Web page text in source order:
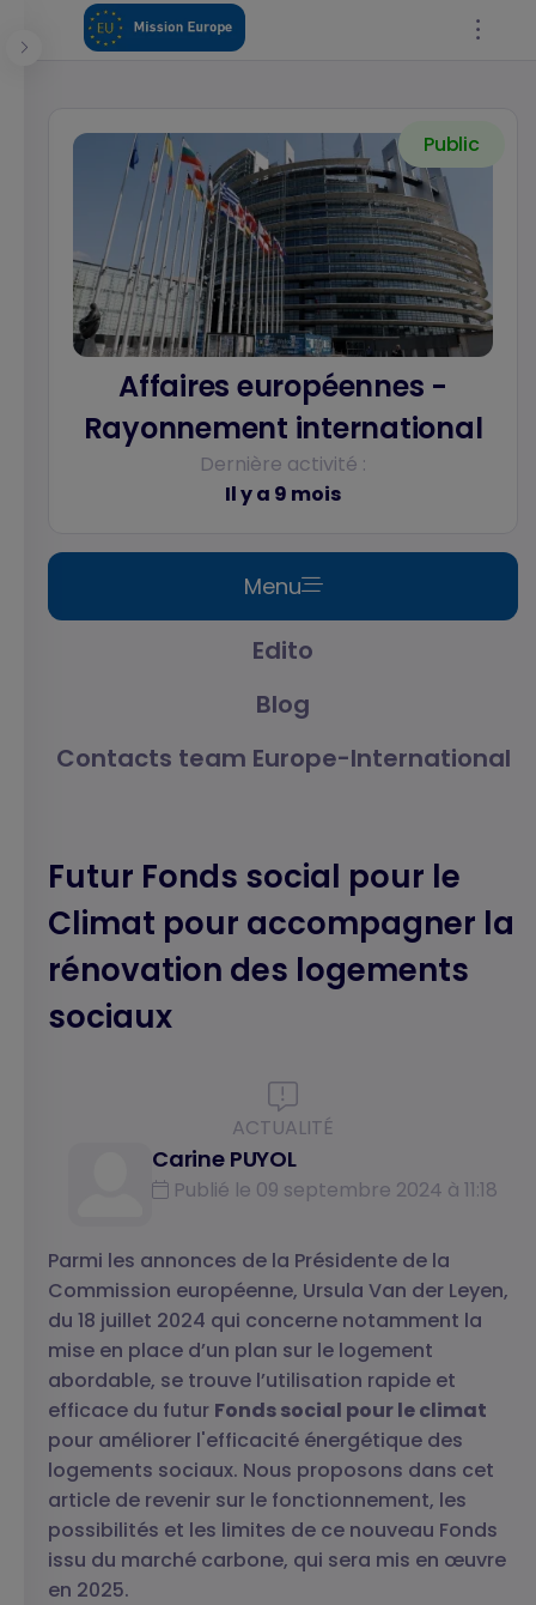
Se connecter
Affaires européennes -
Rayonnement international
Public
Dernière activité :
Il y a 9 mois
Menu
Edito
Blog
Contacts team Europe-International
Futur Fonds social pour le
Climat pour accompagner la
rénovation des logements
sociaux
ACTUALITÉ
Carine PUYOL
Publié le 09 septembre 2024 à 11:18
Parmi les annonces de la Présidente de la
Commission européenne, Ursula Van der Leyen,
du 18 juillet 2024 qui concerne notamment la
mise en place d’un plan sur le logement
abordable, se trouve l’utilisation rapide et
efficace du futur Fonds social pour le climat
pour améliorer l'efficacité énergétique des
logements sociaux. Nous proposons dans cet
article de revenir sur le fonctionnement, les
possibilités et les limites de ce nouveau Fonds
issu du marché carbone, qui sera mis en œuvre
en 2025.
Panneau de gestion des cookies